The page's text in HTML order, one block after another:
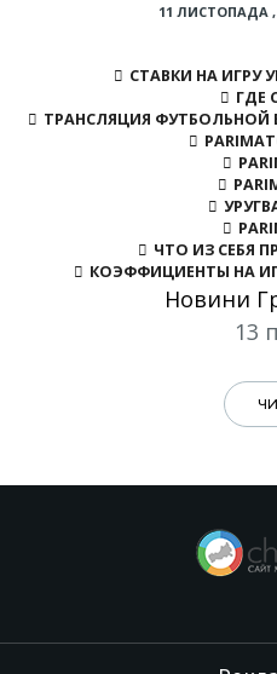
11 ЛИСТОПАДА ,
СТАВКИ НА ИГРУ
ГДЕ
ТРАНСЛЯЦИЯ ФУТБОЛЬНОЙ
ЧТО ИЗ СЕБЯ
КОЭФФИЦИЕНТЫ НА
Новини
13